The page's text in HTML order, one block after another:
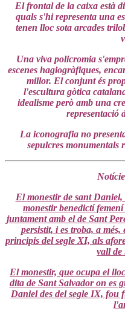
El frontal de la caixa està
quals s'hi representa una
tenen lloc sota arcades
Una viva policromia
escenes hagiogràfiques,
millor. El conjunt és
l'escultura gòtica
idealisme però amb una
representació
La iconografia no
sepulcres monumentals
El monestir de sant
monestir benedictí
juntament amb el de Sant
persistit, i es troba, a
principis del segle XI, als
vall de
El monestir, que ocupa el
dita de Sant Salvador on es
Daniel des del segle IX, fou